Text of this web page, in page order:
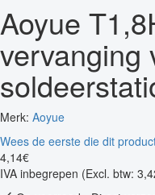
Aoyue
vervanging
Merk: Aoyue
Wees de eerste die dit
4,14€
IVA inbegrepen (Excl. btw: